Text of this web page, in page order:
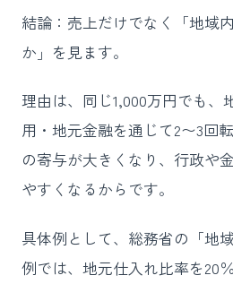
結論：売上だけでなく「地域
か」を見ます。
理由は、同じ1,000万円でも、
用・地元金融を通じて2〜3回
の寄与が大きくなり、行政や
やすくなるからです。
具体例として、総務省の「地
例では、地元仕入れ比率を20